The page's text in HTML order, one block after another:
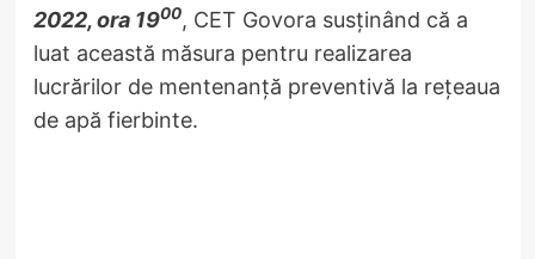
2022, ora 1900, CET Govora susținând că a
luat această măsura pentru realizarea
lucrărilor de mentenanță preventivă la rețeaua
de apă fierbinte.